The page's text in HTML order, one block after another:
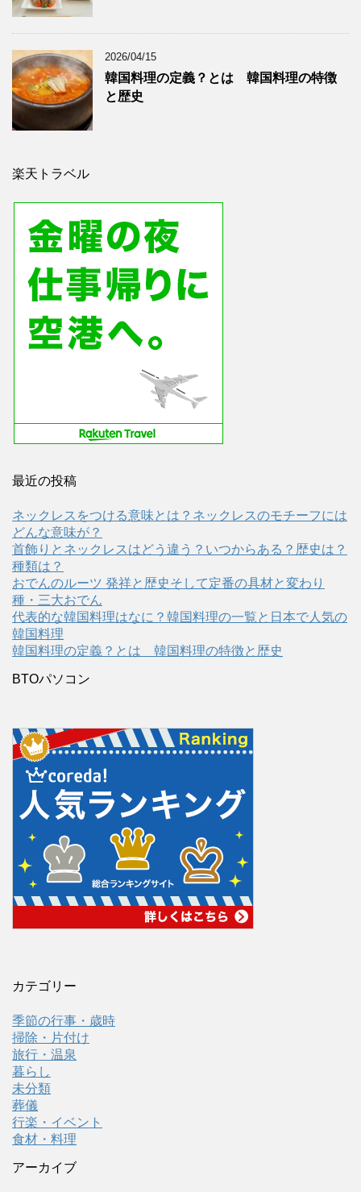
2026/04/15
韓国料理の定義？とは 韓国料理の特徴
と歴史
楽天トラベル
最近の投稿
ネックレスをつける意味とは？ネックレスのモチーフには
どんな意味が？
首飾りとネックレスはどう違う？いつからある？歴史は？
種類は？
おでんのルーツ 発祥と歴史そして定番の具材と変わり
種・三大おでん
代表的な韓国料理はなに？韓国料理の一覧と日本で人気の
韓国料理
韓国料理の定義？とは 韓国料理の特徴と歴史
BTOパソコン
カテゴリー
季節の行事・歳時
掃除・片付け
旅行・温泉
暮らし
未分類
葬儀
行楽・イベント
食材・料理
アーカイブ